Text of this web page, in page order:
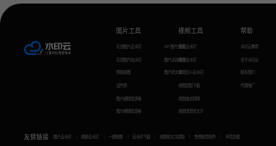
图片工具
在线图片去水印
在线图片加水印
智能抠图
证件照
图片模糊变清晰
图片模糊变清晰
GIF图片生成
图片无损放大
图片转文字
视频工具
视频去水印
视频加水印
视频怎么去水印
视频提取下载
视频格式转换
视频语音转文字
帮助
水印云教程
关于水印云
联系我们
代理推广
友情链接 图片去水印 视频去水印 一键抠图 去水印下载 视频转文字提取 免费配音软件 声音克隆